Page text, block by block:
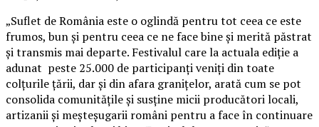
„Suflet de România este o oglindă pentru tot ceea ce este
frumos, bun și pentru ceea ce ne face bine și merită păstrat
și transmis mai departe. Festivalul care la actuala ediție a
adunat peste 25.000 de participanți veniți din toate
colțurile țării, dar și din afara granițelor, arată cum se pot
consolida comunitățile și susține micii producători locali,
artizanii și meșteșugarii români pentru a face în continuare